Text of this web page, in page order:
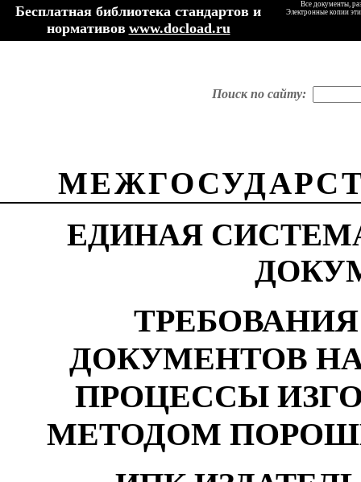
Бесплатная библиотека стандартов и
нормативов www.docload.ru
Все документы,
Электронные копии
Поиск по сайту:
ЕДИНАЯ
ДОКУМЕНТОВ
ПРОЦЕССЫ
МЕТОДОМ